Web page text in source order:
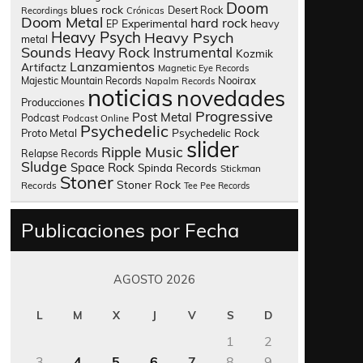
Recordings blues rock Crónicas Desert Rock Doom
Doom Metal EP Experimental hard rock heavy
metal Heavy Psych Heavy Psych
Sounds Heavy Rock Instrumental Kozmik
Artifactz Lanzamientos Magnetic Eye Records
Majestic Mountain Records Napalm Records Nooirax
Producciones noticias novedades
Podcast Podcast Online Post Metal Progressive
Proto Metal Psychedelic Psychedelic Rock
Relapse Records Ripple Music slider
Sludge Space Rock Spinda Records Stickman
Records Stoner Stoner Rock Tee Pee Records
Publicaciones por Fecha
AGOSTO 2026
L M X J V S D
1
2